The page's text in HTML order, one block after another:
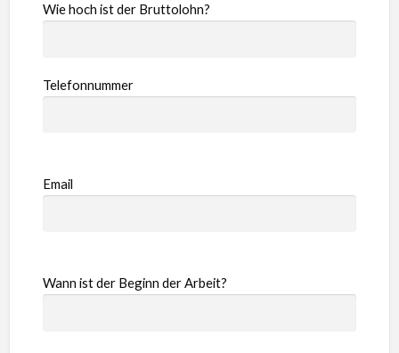
Wie hoch ist der Bruttolohn?
Telefonnummer
Email
Wann ist der Beginn der Arbeit?